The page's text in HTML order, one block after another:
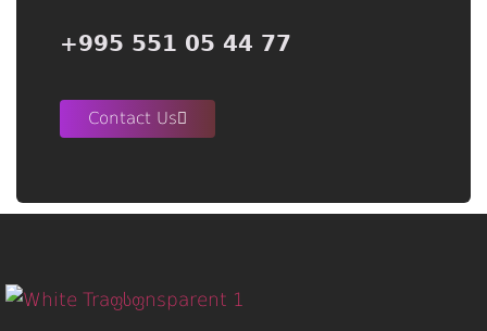
+995 551 05 44 77
Contact Us